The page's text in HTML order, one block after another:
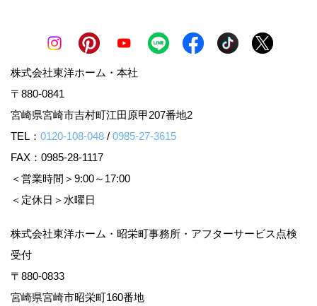
株式会社東洋ホーム・本社
〒880-0841
宮崎県宮崎市吉村町江田原甲207番地2
TEL： 0120-108-048 / 0985-27-3615
FAX：0985-28-1117
＜営業時間＞9:00～17:00
＜定休日＞水曜日
株式会社東洋ホーム・昭栄町事務所・アフターサービス点検
受付
〒880-0833
宮崎県宮崎市昭栄町160番地